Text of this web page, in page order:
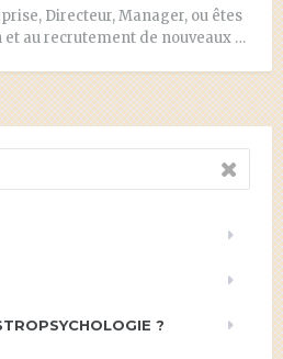
Directeur, Manager, ou êtes
au recrutement de nouveaux …
?